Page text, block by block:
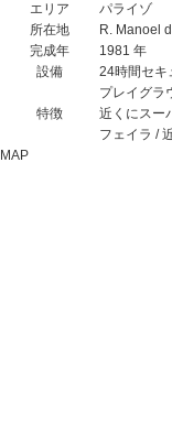
エリア
パライゾ
所在地
R. Manoel
完成年
1981 年
設備
24時間セキ
プレイグラ
特徴
近くにスー
フェイラ /
MAP